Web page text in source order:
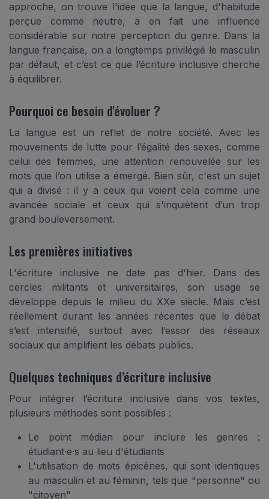
approche, on trouve l'idée que la langue, d'habitude
perçue comme neutre, a en fait une influence
considérable sur notre perception du genre. Dans la
langue française, on a longtemps privilégié le masculin
par défaut, et c’est ce que l’écriture inclusive cherche
à équilibrer.
Pourquoi ce besoin d'évoluer ?
La langue est un reflet de notre société. Avec les
mouvements de lutte pour l’égalité des sexes, comme
celui des femmes, une attention renouvelée sur les
mots que l’on utilise a émergé. Bien sûr, c'est un sujet
qui a divisé : il y a ceux qui voient cela comme une
avancée sociale et ceux qui s'inquiètent d’un trop
grand bouleversement.
Les premières initiatives
L'écriture inclusive ne date pas d'hier. Dans des
cercles militants et universitaires, son usage se
développe depuis le milieu du XXe siècle. Mais c’est
réellement durant les années récentes que le débat
s’est intensifié, surtout avec l’essor des réseaux
sociaux qui amplifient les débats publics.
Quelques techniques d’écriture inclusive
Pour intégrer l’écriture inclusive dans vos textes,
plusieurs méthodes sont possibles :
Le point médian pour inclure les genres :
étudiant·e·s au lieu d'étudiants
L'utilisation de mots épicènes, qui sont identiques
au masculin et au féminin, tels que "personne" ou
"citoyen"